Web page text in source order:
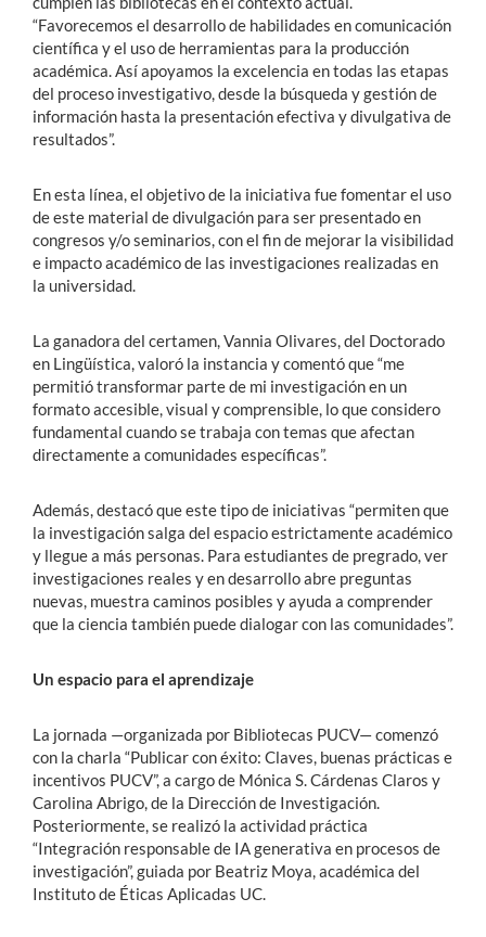
“Favorecemos el desarrollo de habilidades en comunicación
científica y el uso de herramientas para la producción
académica. Así apoyamos la excelencia en todas las etapas
del proceso investigativo, desde la búsqueda y gestión de
información hasta la presentación efectiva y divulgativa de
resultados”.
En esta línea, el objetivo de la iniciativa fue fomentar el uso
de este material de divulgación para ser presentado en
congresos y/o seminarios, con el fin de mejorar la visibilidad
e impacto académico de las investigaciones realizadas en
la universidad.
La ganadora del certamen, Vannia Olivares, del Doctorado
en Lingüística, valoró la instancia y comentó que “me
permitió transformar parte de mi investigación en un
formato accesible, visual y comprensible, lo que considero
fundamental cuando se trabaja con temas que afectan
directamente a comunidades específicas”.
Además, destacó que este tipo de iniciativas “permiten que
la investigación salga del espacio estrictamente académico
y llegue a más personas. Para estudiantes de pregrado, ver
investigaciones reales y en desarrollo abre preguntas
nuevas, muestra caminos posibles y ayuda a comprender
que la ciencia también puede dialogar con las comunidades”.
Un espacio para el aprendizaje
La jornada —organizada por Bibliotecas PUCV— comenzó
con la charla “Publicar con éxito: Claves, buenas prácticas e
incentivos PUCV”, a cargo de Mónica S. Cárdenas Claros y
Carolina Abrigo, de la Dirección de Investigación.
Posteriormente, se realizó la actividad práctica
“Integración responsable de IA generativa en procesos de
investigación”, guiada por Beatriz Moya, académica del
Instituto de Éticas Aplicadas UC.